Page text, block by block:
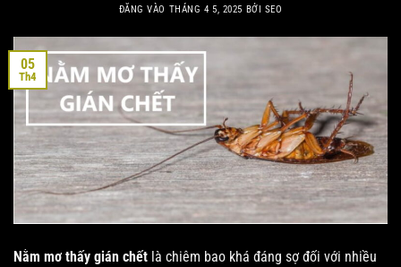
ĐĂNG VÀO THÁNG 4 5, 2025 BỞI SEO
05
Th4
Nằm mơ thấy gián chết là chiêm bao khá đáng sợ đối với nhiều